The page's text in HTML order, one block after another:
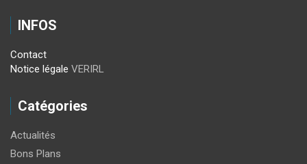
INFOS
Contact
Notice légale VERIRL
Catégories
Actualités
Bons Plans